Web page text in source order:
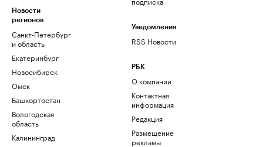
Новости
регионов
Санкт-Петербург
и область
Екатеринбург
Новосибирск
Омск
Башкортостан
Вологодская
область
Калининград
Уведомления
RSS Новости
РБК
О компании
Контактная
информация
Редакция
Размещение
рекламы